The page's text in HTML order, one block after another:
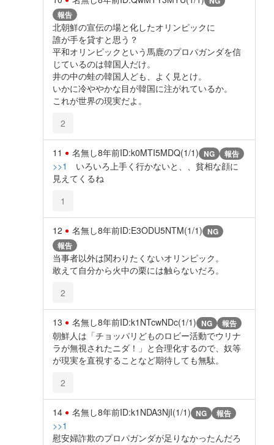
報告
北朝鮮の宣伝の場と化したオリンピックに
誰が手を貸すと思う？
平和オリンピックという馬鹿のプロパガンダを信
じているのは韓国人だけ。
井の中の蛙の韓国人ども、よく見とけ。
いかに冷ややかな目が韓国に注がれているか。
これが世界の現実だよ。
2
11 名無し8年前ID:k0MTI5MDQ(1/1) NG 報告
>>1
いろいろ上手く行かないと、、貧相な顔に
見えてくるね
1
12 名無し8年前ID:E3ODU5NTM(1/1) NG
報告
当事者以外は関わりたくないオリンピック。
敢えて自分から火中の栗には触らないだろ。
2
13 名無し8年前ID:k1NTcwNDc(1/1) NG 報告
朝鮮人は「チョッパリどものロビー活動でウリナ
ラが無視されたニダ！」と合理化するので、奴等
が現実を直視することなど期待しても無駄。
2
14 名無し8年前ID:k1NDA3NjI(1/1) NG 報告
>>1
慰安婦詐欺のプロパガンダが足りなかったんだろ